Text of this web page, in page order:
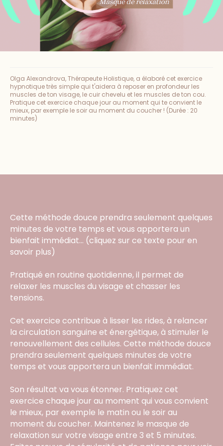
Olga Alexandrova, Thérapeute Holistique, a élaboré cet exercice
hypnotique très simple qui t'aidera à reposer en profondeur les
muscles de ton visage, le cuir chevelu et les muscles de ton cou.
Pratique cet exercice chaque jour au moment qui te convient le
mieux, par exemple le soir au moment du coucher ! (Durée : 20
minutes)
Cette méthode douce prendra seulement quelques
minutes de votre temps et vous apportera un
bienfait immédiat... (cliquez sur ce texte pour en
savoir plus)
Pratiqué en routine quotidienne, il permet de
relaxer les muscles du visage et chasser les
tensions.
Cet exercice contribue à lisser les rides, à relancer
la circulation sanguine et énergétique, à stimuler le
renouvellement des cellules. Cette méthode douce
prendra seulement quelques minutes de votre
temps et vous apportera un bienfait immédiat.
Son résultat va vous étonner. Pratiquez cet
exercice chaque jour au moment qui vous convient
le mieux, par exemple le matin ou le soir au
moment du coucher. Maintenez le masque de
relaxation sur votre visage entre 3 et 5 minutes.
Me contacter par WhatsApp
Mes cours en présentiel et / ou
Inst Fb